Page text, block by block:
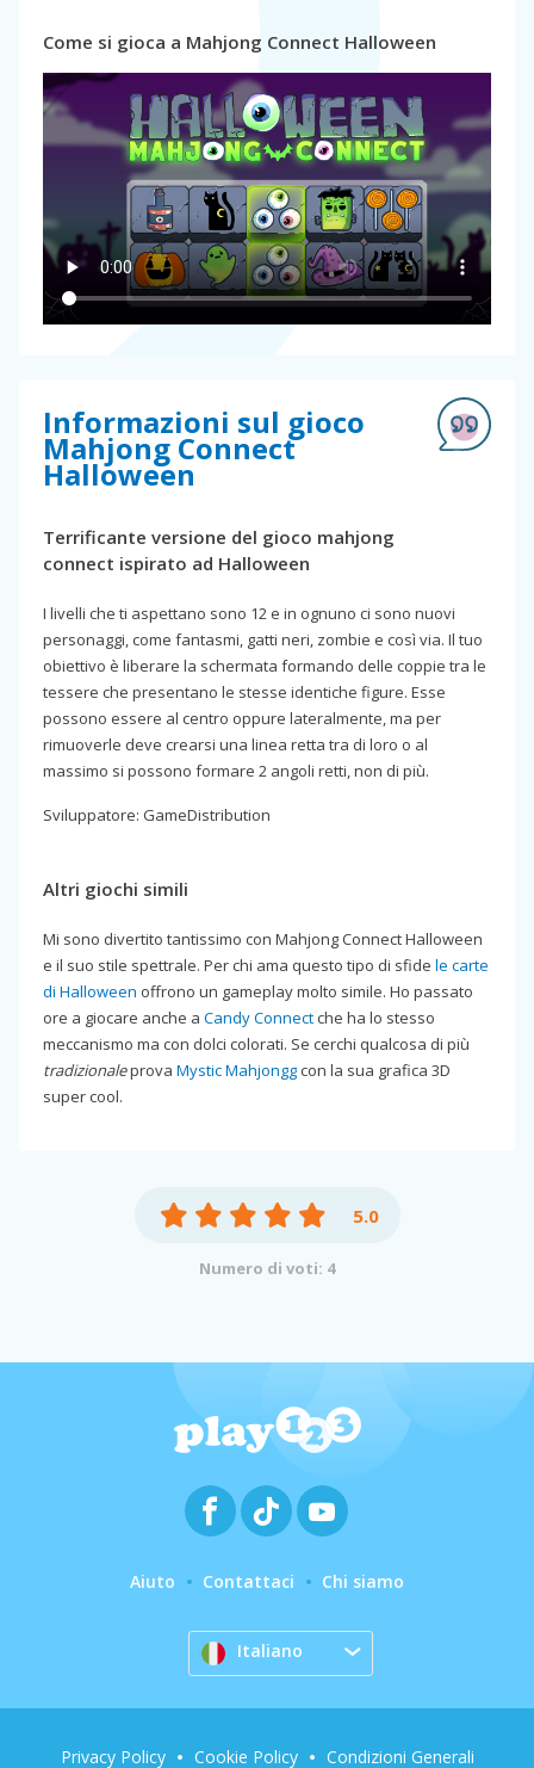
Come si gioca a Mahjong Connect Halloween
Informazioni sul gioco
Mahjong Connect
Halloween
Terrificante versione del gioco mahjong
connect ispirato ad Halloween
I livelli che ti aspettano sono 12 e in ognuno ci sono nuovi
personaggi, come fantasmi, gatti neri, zombie e così via. Il tuo
obiettivo è liberare la schermata formando delle coppie tra le
tessere che presentano le stesse identiche figure. Esse
possono essere al centro oppure lateralmente, ma per
rimuoverle deve crearsi una linea retta tra di loro o al
massimo si possono formare 2 angoli retti, non di più.
Sviluppatore: GameDistribution
Altri giochi simili
Mi sono divertito tantissimo con Mahjong Connect Halloween
e il suo stile spettrale. Per chi ama questo tipo di sfide le carte
di Halloween offrono un gameplay molto simile. Ho passato
ore a giocare anche a Candy Connect che ha lo stesso
meccanismo ma con dolci colorati. Se cerchi qualcosa di più
tradizionaleprova Mystic Mahjongg con la sua grafica 3D
super cool.
5.0
Numero di voti: 4
Aiuto Contattaci Chi siamo
Italiano
Privacy Policy Cookie Policy Condizioni Generali